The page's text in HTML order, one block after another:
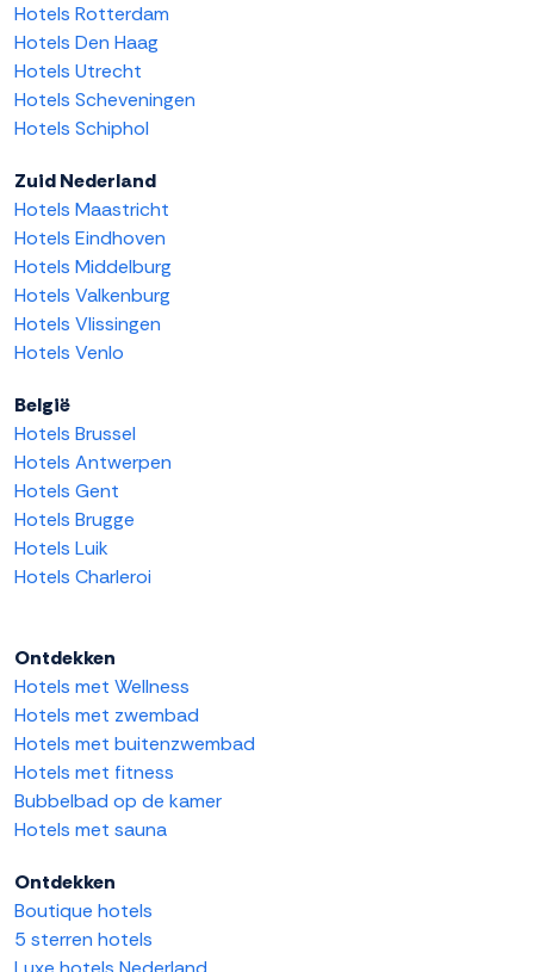
Hotels Rotterdam
Hotels Den Haag
Hotels Utrecht
Hotels Scheveningen
Hotels Schiphol
Zuid Nederland
Hotels Maastricht
Hotels Eindhoven
Hotels Middelburg
Hotels Valkenburg
Hotels Vlissingen
Hotels Venlo
België
Hotels Brussel
Hotels Antwerpen
Hotels Gent
Hotels Brugge
Hotels Luik
Hotels Charleroi
Ontdekken
Hotels met Wellness
Hotels met zwembad
Hotels met buitenzwembad
Hotels met fitness
Bubbelbad op de kamer
Hotels met sauna
Ontdekken
Boutique hotels
5 sterren hotels